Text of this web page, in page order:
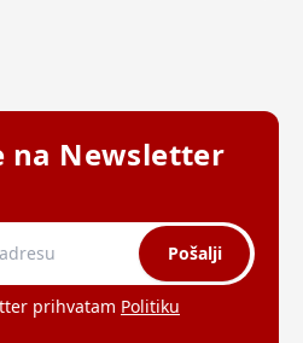
na Newsletter
Pošalji
prihvatam Politiku